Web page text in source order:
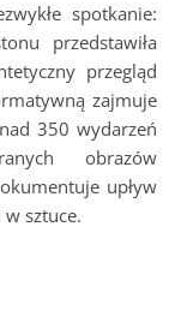
spotkanie:
przedstawiła
przegląd
zajmuje
350 wydarzeń
obrazów
upływ
sztuce.